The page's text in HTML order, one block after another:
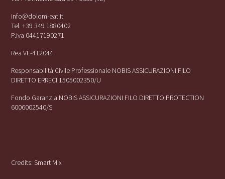
info@dolom-eat.it
Tel. +39 349 1880402
P.iva 04417190271
Rea VE-412044
Responsabilità Civile Professionale NOBIS ASSICURAZIONI FILO
DIRETTO ERRECI 1505002350/U
Fondo Garanzia NOBIS ASSICURAZIONI FILO DIRETTO PROTECTION
6006002540/S
Credits:Smart Mix